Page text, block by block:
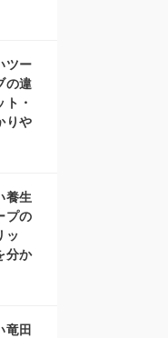
ツー
の違
・
りや
養生
プの
ッ
分か
竜田